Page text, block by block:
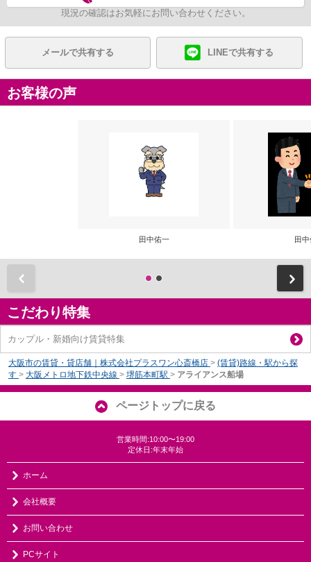
現況の確認はお気軽にお問い合わせください。
メールで共有する LINEで共有する
お客様の声
田中佑一 田
こだわり特集
カップル・新婚向け賃貸特集
大阪市の賃貸・貸店舗｜株式会社プラスワン心斎橋店 > (賃貸)路線・駅から探
す > 大阪メトロ地下鉄中央線 > 堺筋本町駅 > アライアンス船場
ページトップに戻る
営業時間:10:00〜19:00
定休日:年末年始
ホーム
会社概要
お問い合わせ
PCサイト